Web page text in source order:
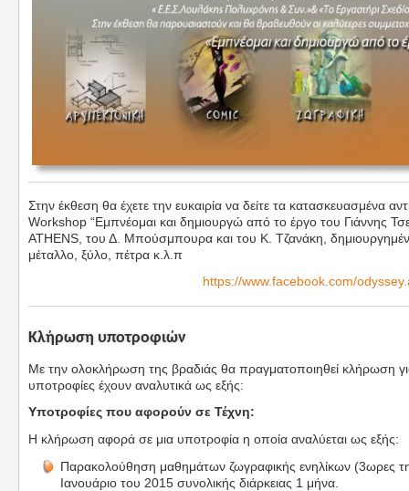
Στην έκθεση θα έχετε την ευκαιρία να δείτε τα κατασκευασμένα
Workshop “Εμπνέομαι και δημιουργώ από το έργο του Γιάννης
ATHENS, του Δ. Μπούσμπουρα και του Κ. Τζανάκη,
μέταλλο, ξύλο, πέτρα κ.λ.π
https://www.facebook.com/
Κλήρωση υποτροφιών
Με την ολοκλήρωση της βραδιάς θα πραγματοποιηθεί κλήρωση
υποτροφίες έχουν αναλυτικά ως εξής:
Υποτροφίες που αφορούν σε Τέχνη:
Η κλήρωση αφορά σε μια υποτροφία η οποία αναλύεται ως εξής:
Παρακολούθηση μαθημάτων ζωγραφικής ενηλίκων (3ωρες
Ιανουάριο του 2015 συνολικής διάρκειας 1 μήνα.